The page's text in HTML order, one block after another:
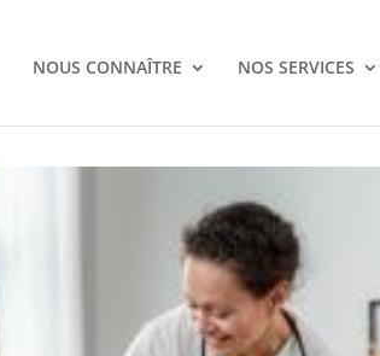
NOUS CONNAÎTRE NOS SERVICES